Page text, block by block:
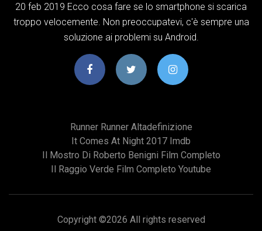
20 feb 2019 Ecco cosa fare se lo smartphone si scarica
troppo velocemente. Non preoccupatevi, c'è sempre una
soluzione ai problemi su Android.
Runner Runner Altadefinizione
It Comes At Night 2017 Imdb
Il Mostro Di Roberto Benigni Film Completo
Il Raggio Verde Film Completo Youtube
Copyright ©2026 All rights reserved